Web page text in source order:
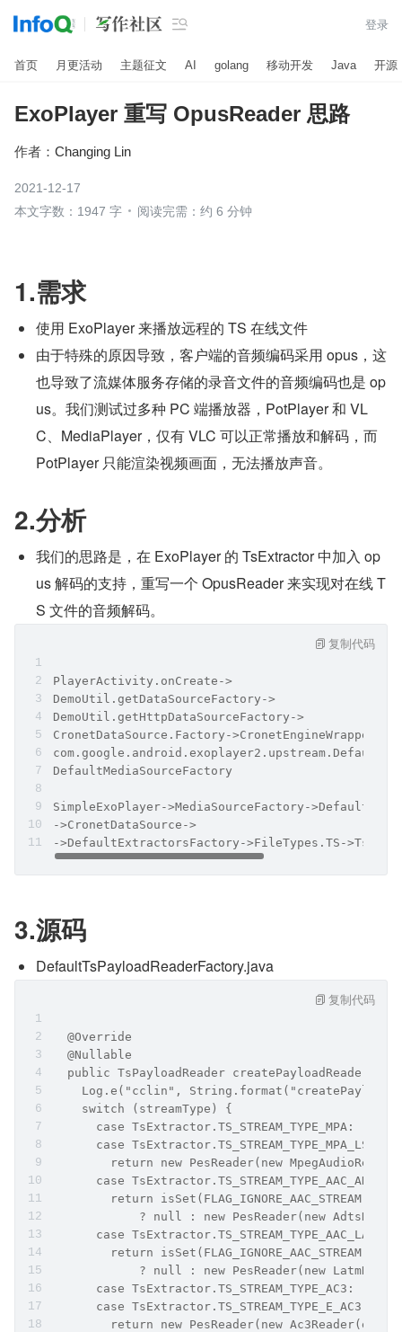
 登录
首页 月更活动 主题征文 AI golang 移动开发 Java 开源
ExoPlayer 重写 OpusReader 思路
作者： Changing Lin
2021-12-17
本文字数：1947 字
阅读完需：约 6 分钟
1.需求
使用 ExoPlayer 来播放远程的 TS 在线文件
由于特殊的原因导致，客户端的音频编码采用 opus，这
也导致了流媒体服务存储的录音文件的音频编码也是 op
us。我们测试过多种 PC 端播放器，PotPlayer 和 VL
C、MediaPlayer，仅有 VLC 可以正常播放和解码，而
PotPlayer 只能渲染视频画面，无法播放声音。
2.分析
我们的思路是，在 ExoPlayer 的 TsExtractor 中加入 op
us 解码的支持，重写一个 OpusReader 来实现对在线 T
S 文件的音频解码。
PlayerActivity.onCreate->
DemoUtil.getDataSourceFactory->
DemoUtil.getHttpDataSourceFactory->
CronetDataSource.Factory->CronetEngineWrapper->
DefaultMediaSourceFactory
SimpleExoPlayer->MediaSourceFactory-
->CronetDataSource->
->DefaultExtractorsFactory->FileTypes.TS-
复制代码
3.源码
DefaultTsPayloadReaderFactory.java
  @Override
  @Nullable
public TsPayloadReader
Log.e("cclin",
    switch (streamType) {
      case TsExtractor.TS_STREAM_TYPE_MPA:
      case TsExtractor.TS_STREAM_TYPE_MPA_LSF:
return new PesReader(new
      case TsExtractor.TS_STREAM_TYPE_AAC_ADTS:
        return isSet(FLAG_IGNORE_AAC_STREAM)
? null : new PesReader(new
      case TsExtractor.TS_STREAM_TYPE_AAC_LATM:
        return isSet(FLAG_IGNORE_AAC_STREAM)
? null : new PesReader(new
      case TsExtractor.TS_STREAM_TYPE_AC3:
      case TsExtractor.TS_STREAM_TYPE_E_AC3:
return new PesReader(new
复制代码